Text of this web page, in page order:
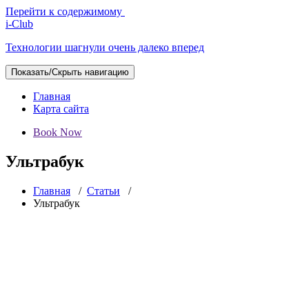
Перейти к содержимому
i-Club
Технологии шагнули очень далеко вперед
Показать/Скрыть навигацию
Главная
Карта сайта
Book Now
Ультрабук
Главная / Статьи /
Ультрабук